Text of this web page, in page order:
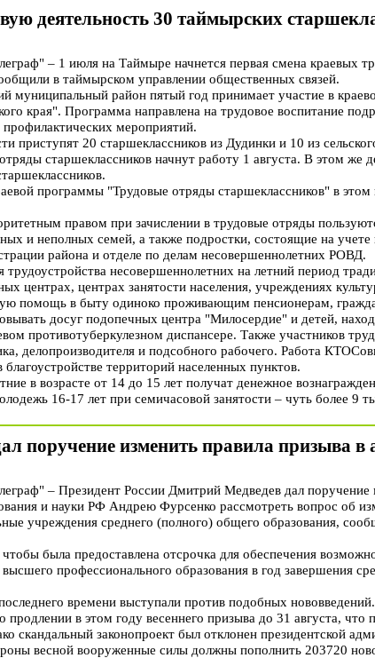
деятельность 30 таймырских
– 1 июля на Таймыре начнется первая смена краевых
в таймырском управлении общественных связей.
муниципальный район пятый год принимает участие в
края". Программа направлена на трудовое воспитание
мероприятий.
приступят 20 старшеклассников из Дудинки и 10 из
старшеклассников начнут работу 1 августа. В этом же
программы "Трудовые отряды старшеклассников" в
правом при зачислении в трудовые отряды
и неполных семей, а также подростки, состоящие на учете
района и отделе по делам несовершеннолетних РОВД.
несовершеннолетних на летний период
центрах, центрах занятости населения, учреждениях
помощь в быту одиноко проживающим пенсионерам,
досуг подопечных центра "Милосердие" и детей,
противотуберкулезном диспансере. Также участников
делопроизводителя и подсобного рабочего. Работа
территорий населенных пунктов.
в возрасте от 14 до 15 лет получат денежное
16-17 лет при семичасовой занятости – чуть более 9
поручение изменить правила призыва
– Президент России Дмитрий Медведев дал
и науки РФ Андрею Фурсенко рассмотреть вопрос об
учреждения среднего (полного) общего образования,
была предоставлена отсрочка для обеспечения
профессионального образования в год завершения
времени выступали против подобных
продлении в этом году весеннего призыва до 31 августа,
скандальный законопроект был отклонен президентской
весной вооруженные силы должны пополнить 203720